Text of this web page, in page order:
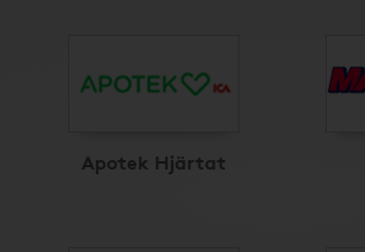
Apotek Hjärtat